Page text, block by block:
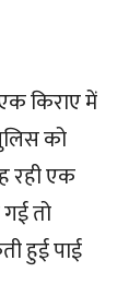
किराए में
को
रही एक
तो
हुई पाई